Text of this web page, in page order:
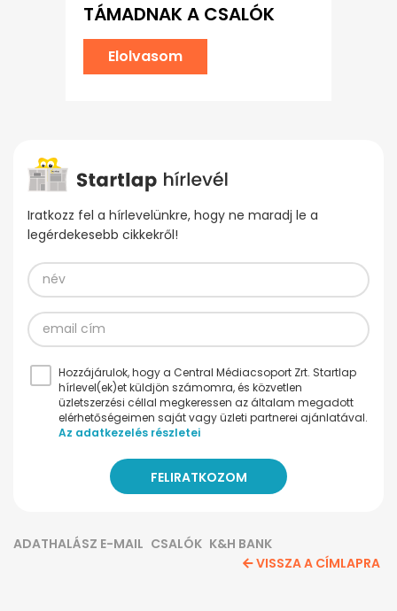
TÁMADNAK A CSALÓK
Elolvasom
Iratkozz fel a hírlevelünkre, hogy ne maradj le a
legérdekesebb cikkekről!
Hozzájárulok, hogy a Central Médiacsoport Zrt. Startlap
hírlevel(ek)et küldjön számomra, és közvetlen
üzletszerzési céllal megkeressen az általam megadott
elérhetőségeimen saját vagy üzleti partnerei ajánlatával.
Az adatkezelés részletei
ADATHALÁSZ E-MAIL CSALÓK K&H BANK
VISSZA A CÍMLAPRA